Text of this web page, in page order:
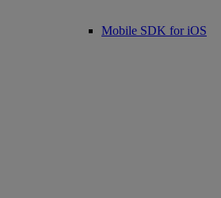
Mobile SDK for iOS